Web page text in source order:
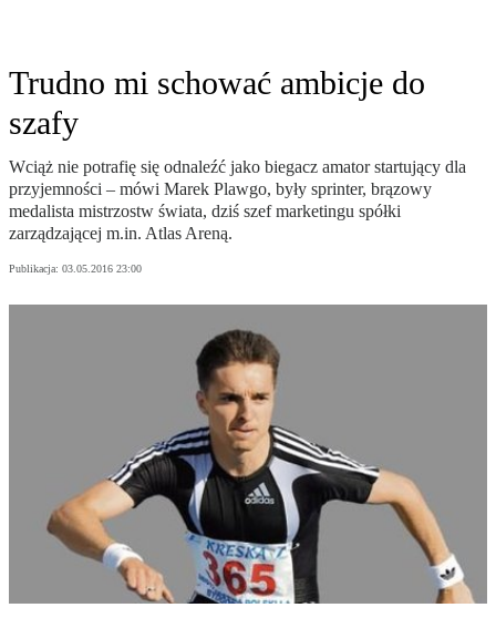
Trudno mi schować ambicje do
szafy
Wciąż nie potrafię się odnaleźć jako biegacz amator startujący dla
przyjemności – mówi Marek Plawgo, były sprinter, brązowy
medalista mistrzostw świata, dziś szef marketingu spółki
zarządzającej m.in. Atlas Areną.
Publikacja: 03.05.2016 23:00